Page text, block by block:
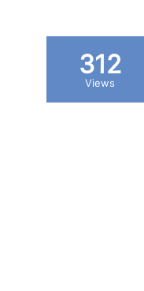
312
Views